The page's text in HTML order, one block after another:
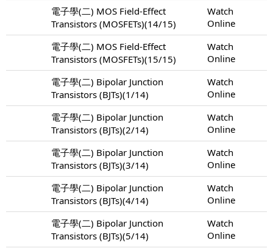
電子學(二) MOS Field-Effect
Transistors (MOSFETs)(14/15)
Watch
Online
電子學(二) MOS Field-Effect
Transistors (MOSFETs)(15/15)
Watch
Online
電子學(二) Bipolar Junction
Transistors (BJTs)(1/14)
Watch
Online
電子學(二) Bipolar Junction
Transistors (BJTs)(2/14)
Watch
Online
電子學(二) Bipolar Junction
Transistors (BJTs)(3/14)
Watch
Online
電子學(二) Bipolar Junction
Transistors (BJTs)(4/14)
Watch
Online
電子學(二) Bipolar Junction
Transistors (BJTs)(5/14)
Watch
Online